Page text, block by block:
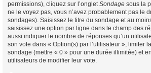
permissions), cliquez sur l’ongletSondage sous la
ne le voyez pas, vous n’avez probablement pas le
sondages). Saisissez le titre du sondage et au
saisissez une option par ligne dans le champ des
aussi indiquer le nombre de réponses qu’un
son vote dans « Option(s) par l’utilisateur », limiter
sondage (mettre « 0 » pour une durée illimitée) et
utilisateurs de modifier leur vote.